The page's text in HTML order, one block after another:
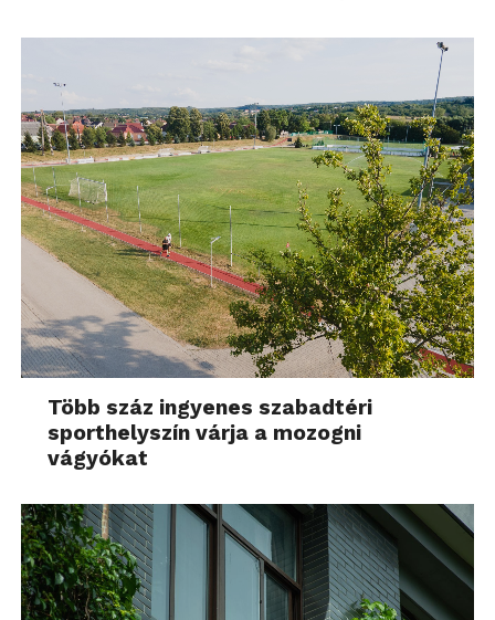
Több száz ingyenes szabadtéri
sporthelyszín várja a mozogni
vágyókat